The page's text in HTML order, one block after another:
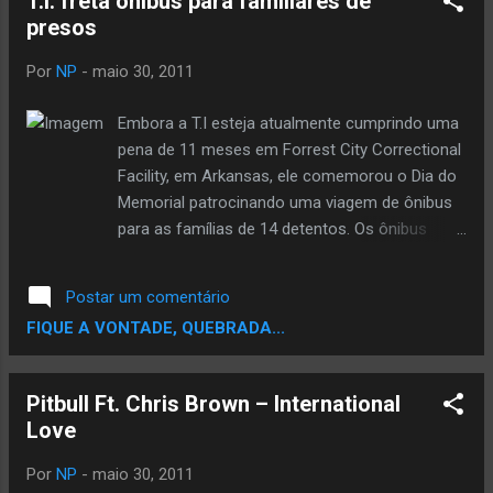
presos
Por NP - maio 30, 2011
Embora a T.I esteja atualmente cumprindo uma
pena de 11 meses em Forrest City Correctional
Facility, em Arkansas, ele comemorou o Dia do
Memorial patrocinando uma viagem de ônibus
para as famílias de 14 detentos. Os ônibus
ontem e de hoje nas penintenciárias. T.I. está
programado para ser libertado em setembro.
"Eu fui abençoado para receber toneladas e
amigos, bem como receber visitas em uma
são tão afortunados" disse T.I em um
Postar um comentário
FIQUE A VONTADE, QUEBRADA...
Pitbull Ft. Chris Brown – International
Love
Por NP - maio 30, 2011